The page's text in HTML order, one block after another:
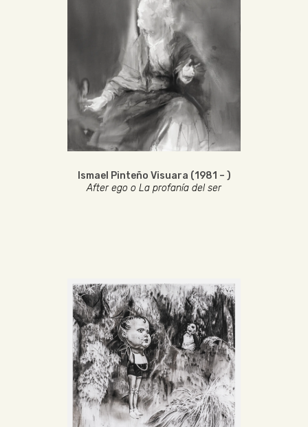
Ismael Pinteño Visuara (1981 – )
After ego o La profanía del ser